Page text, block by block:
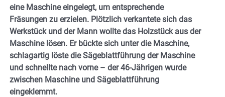
eine Maschine eingelegt, um entsprechende
Fräsungen zu erzielen. Plötzlich verkantete sich das
Werkstück und der Mann wollte das Holzstück aus der
Maschine lösen. Er bückte sich unter die Maschine,
schlagartig löste die Sägeblattführung der Maschine
und schnellte nach vorne – der 46-Jährigen wurde
zwischen Maschine und Sägeblattführung
eingeklemmt.